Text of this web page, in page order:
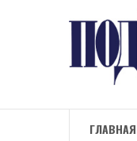
ГЛАВНАЯ